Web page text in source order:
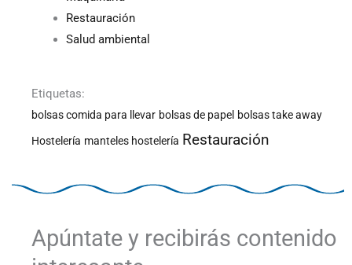
Restauración
Salud ambiental
Etiquetas:
bolsas comida para llevar bolsas de papel bolsas take away
Hostelería manteles hostelería Restauración
Apúntate y recibirás contenido